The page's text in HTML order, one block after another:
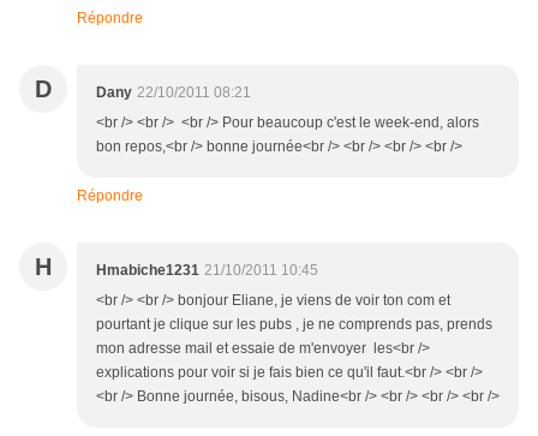
Répondre
D Dany 22/10/2011 08:21
<br /> <br /> <br /> Pour beaucoup c'est le week-end, alors
bon repos,<br /> bonne journée<br /> <br /> <br /> <br />
Répondre
H Hmabiche1231 21/10/2011 10:45
<br /> <br /> bonjour Eliane, je viens de voir ton com et
pourtant je clique sur les pubs , je ne comprends pas, prends
mon adresse mail et essaie de m'envoyer les<br />
explications pour voir si je fais bien ce qu'il faut.<br /> <br />
<br /> Bonne journée, bisous, Nadine<br /> <br /> <br /> <br />